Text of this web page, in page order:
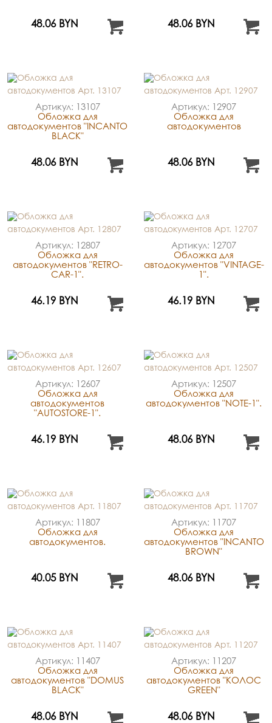
48.06 BYN 48.06 BYN
Артикул: 13107
Обложка для
автодокументов "INCANTO
BLACK"
48.06 BYN
Артикул: 12907
Обложка для
автодокументов
48.06 BYN
Артикул: 12807
Обложка для
автодокументов "RETRO-
CAR-1".
46.19 BYN
Артикул: 12707
Обложка для
автодокументов "VINTAGE-
1".
46.19 BYN
Артикул: 12607
Обложка для
автодокументов
"AUTOSTORE-1".
46.19 BYN
Артикул: 12507
Обложка для
автодокументов "NOTE-1".
48.06 BYN
Артикул: 11807
Обложка для
автодокументов.
40.05 BYN
Артикул: 11707
Обложка для
автодокументов "INCANTO
BROWN"
48.06 BYN
Артикул: 11407
Обложка для
автодокументов "DOMUS
BLACK"
48.06 BYN
Артикул: 11207
Обложка для
автодокументов "КОЛОС
GREEN"
48.06 BYN